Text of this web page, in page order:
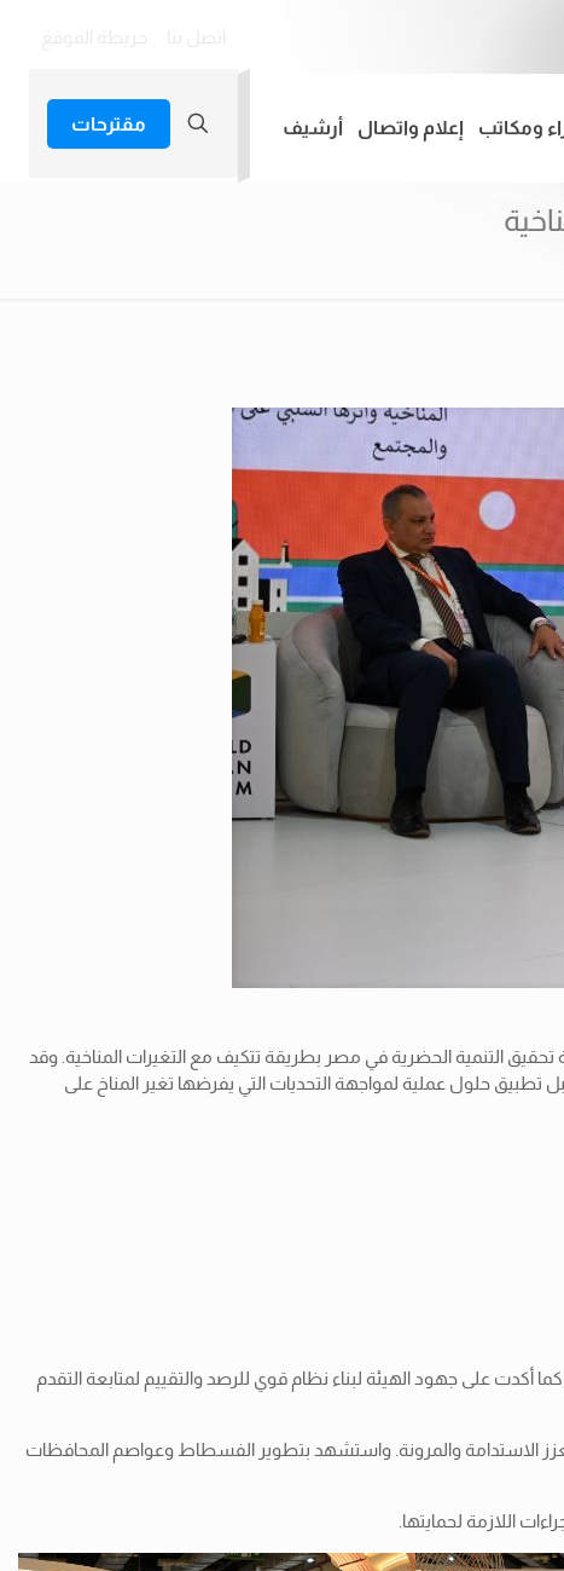
ومكاتب إعلام واتصال أرشيف مقترحات
التنمية الحضرية في مصر بطريقة تتكيف مع التغيرات المناخية. وقد
سبل تطبيق حلول عملية لمواجهةالتحديات التي يفرضها تغير المناخ على
أكدت على جهود الهيئة لبناء نظام قوي للرصد والتقييم لمتابعة التقدم
تعزز الاستدامة والمرونة. واستشهد بتطوير الفسطاط وعواصم المحافظات
اللازمة لحمايتها.